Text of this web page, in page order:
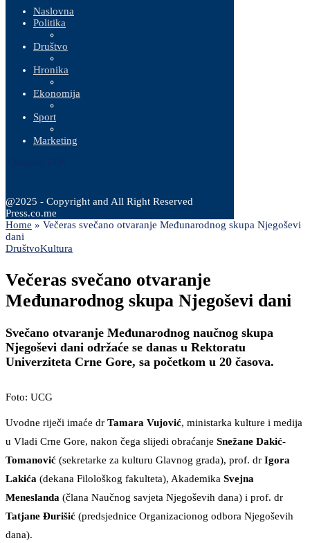
Naslovna
Politika
Društvo
Hronika
Ekonomija
Sport
Marketing
@2025 - Copyright and All Right Reserved
Press.co.me
Home » Večeras svečano otvaranje Međunarodnog skupa Njegoševi
dani
DruštvoKultura
Večeras svečano otvaranje
Međunarodnog skupa Njegoševi dani
Svečano otvaranje Međunarodnog naučnog skupa
Njegoševi dani održaće se danas u Rektoratu
Univerziteta Crne Gore, sa početkom u 20 časova.
Foto: UCG
Uvodne riječi imaće dr Tamara Vujović, ministarka kulture i medija
u Vladi Crne Gore, nakon čega slijedi obraćanje Snežane Dakić-
Tomanović (sekretarke za kulturu Glavnog grada), prof. dr Igora
Lakića (dekana Filološkog fakulteta), Akademika Svejna
Meneslanda (člana Naučnog savjeta Njegoševih dana) i prof. dr
Tatjane Đurišić (predsjednice Organizacionog odbora Njegoševih
dana).